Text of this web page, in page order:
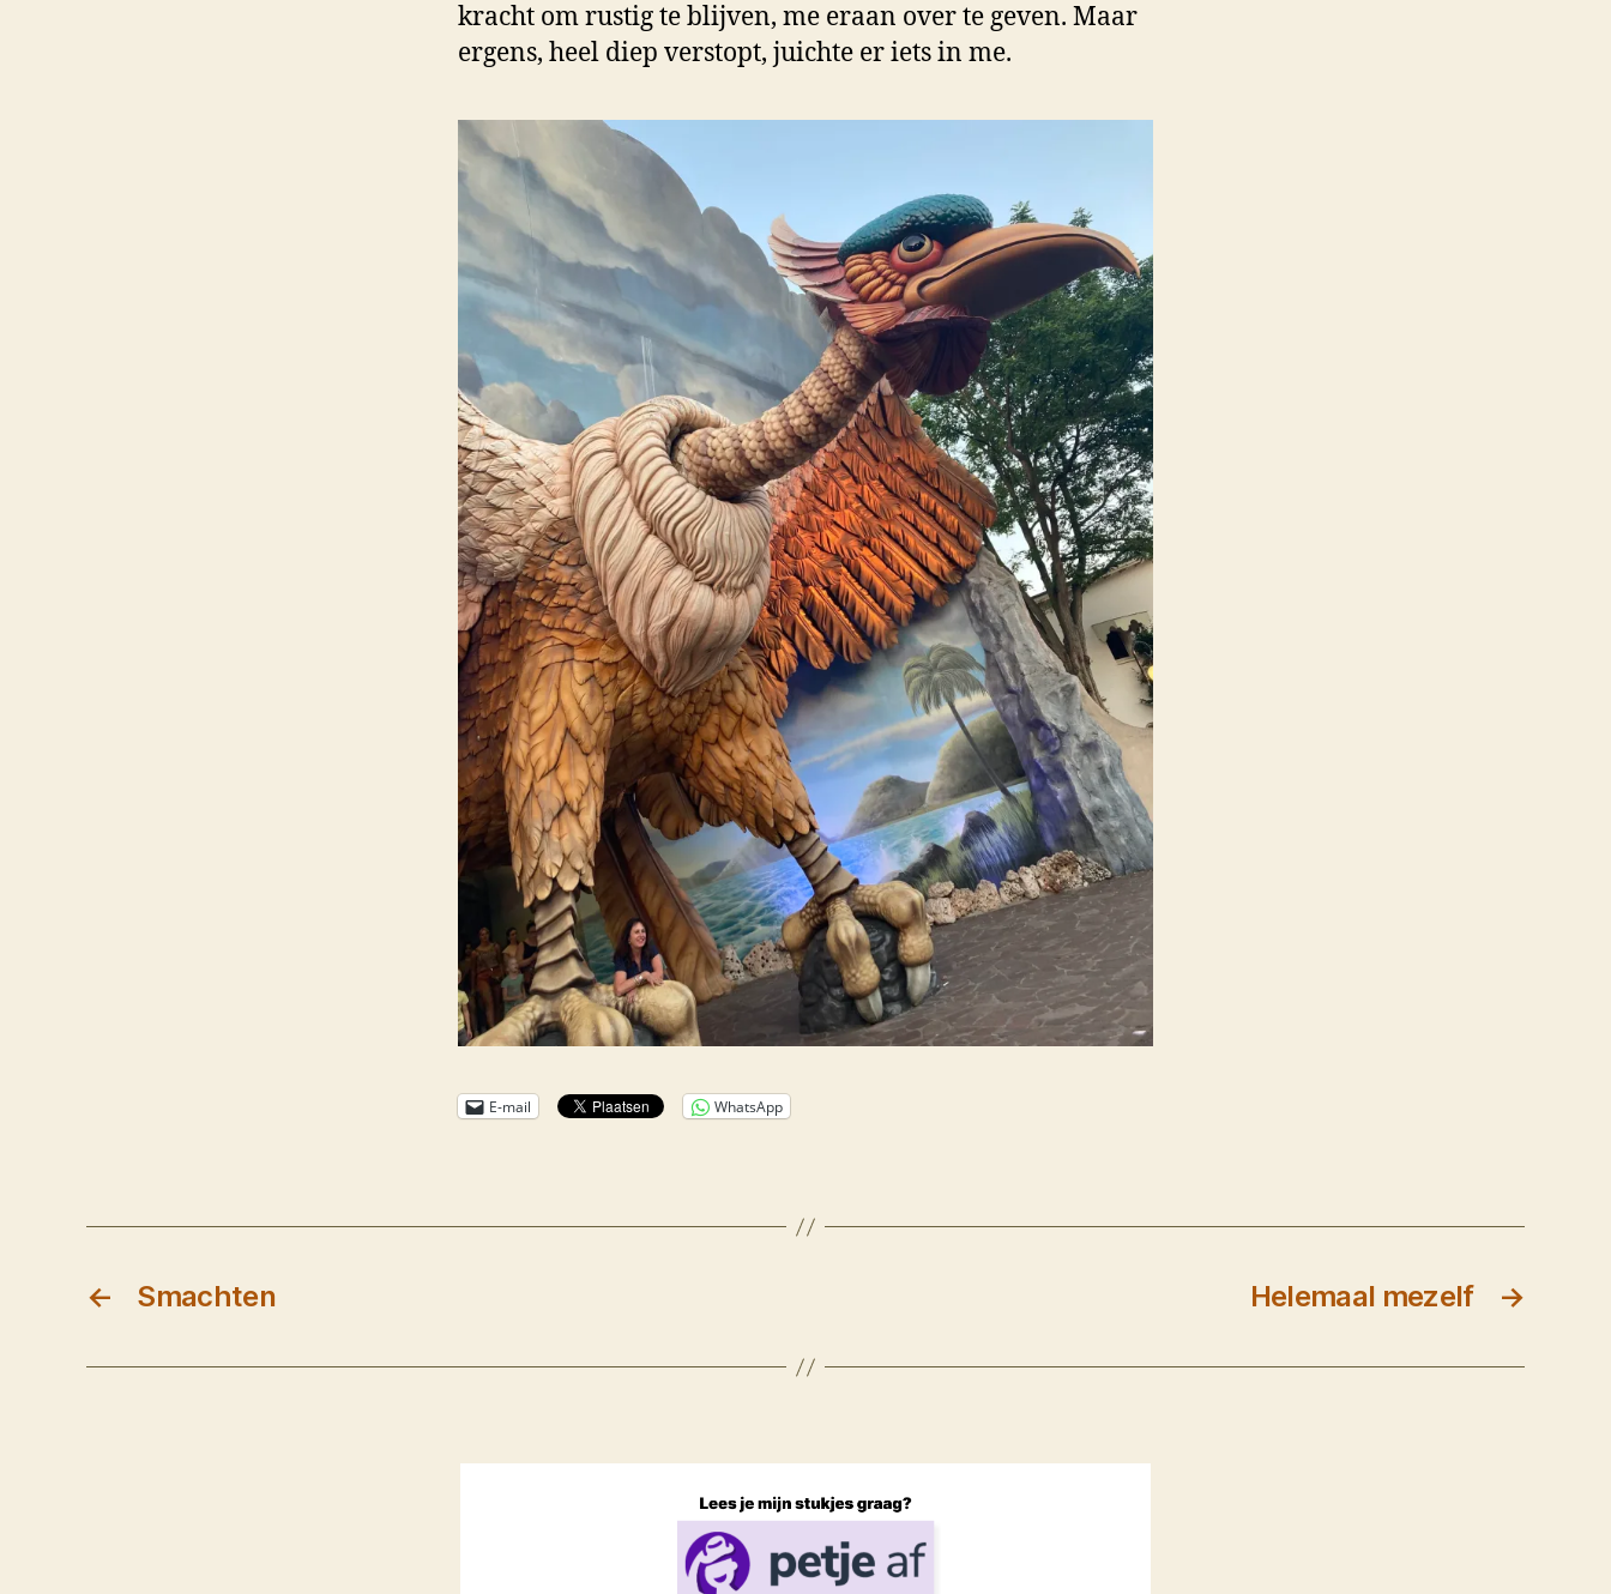
kracht om rustig te blijven, me eraan over te geven. Maar
ergens, heel diep verstopt, juichte er iets in me.
E-mail WhatsApp
← Smachten →
Helemaal mezelf